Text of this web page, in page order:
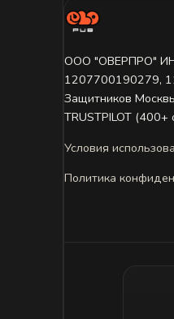
ООО "ОВЕРПРО"
1207700190279,
Защитников Москвы,
TRUSTPILOT (400+
Условия
Политика